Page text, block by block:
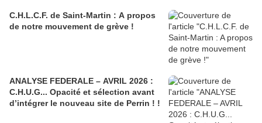
C.H.L.C.F. de Saint-Martin : A propos
de notre mouvement de grève !
ANALYSE FEDERALE – AVRIL 2026 :
C.H.U.G... Opacité et sélection avant
d’intégrer le nouveau site de Perrin ! !